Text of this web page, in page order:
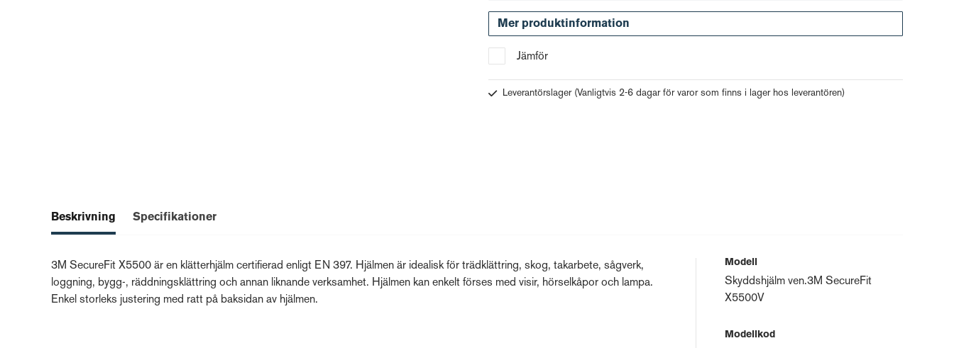
Mer produktinformation
Jämför
Leverantörslager (Vanligtvis 2-6 dagar för varor som finns i lager hos leverantören)
Beskrivning Specifikationer
3M SecureFit X5500 är en klätterhjälm certifierad enligt EN 397. Hjälmen är idealisk för trädklättring, skog, takarbete, sågverk,
loggning, bygg-, räddningsklättring och annan liknande verksamhet. Hjälmen kan enkelt förses med visir, hörselkåpor och lampa.
Enkel storleks justering med ratt på baksidan av hjälmen.
Modell
Skyddshjälm ven.3M SecureFit
X5500V
Modellkod